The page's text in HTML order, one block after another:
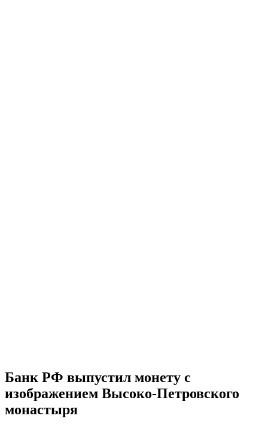
Банк РФ выпустил монету с
изображением Высоко-Петровского
монастыря